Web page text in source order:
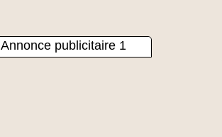
Annonce publicitaire 1